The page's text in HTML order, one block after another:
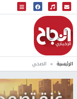
البث المباشر
إذاعة النجاح
الرئيسية الصحي